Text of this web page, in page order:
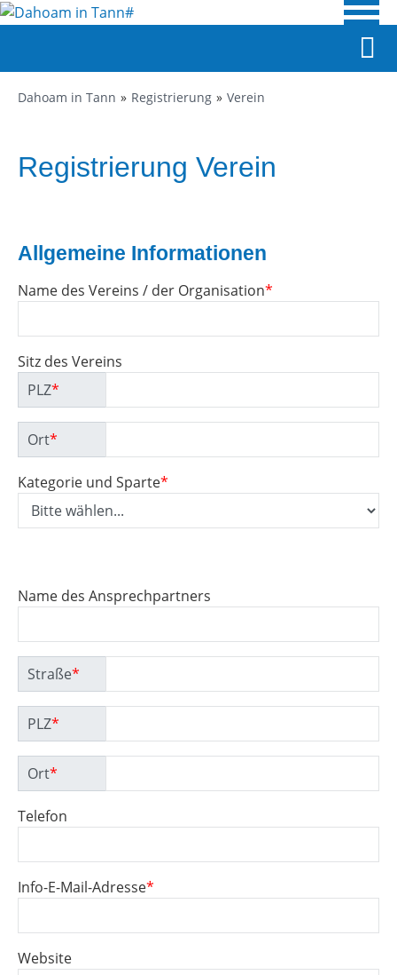
Dahoam in Tann Registrierung Verein
Registrierung Verein
Allgemeine Informationen
Name des Vereins / der Organisation*
Sitz des Vereins
PLZ*
Ort*
Kategorie und Sparte*
Name des Ansprechpartners
Straße*
PLZ*
Ort*
Telefon
Info-E-Mail-Adresse*
Website